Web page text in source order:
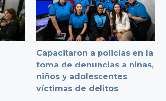
Capacitaron a policías en la
toma de denuncias a niñas,
niños y adolescentes
víctimas de delitos